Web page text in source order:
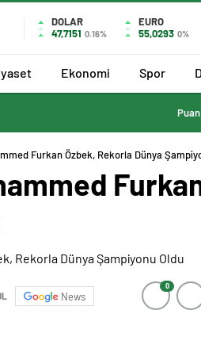
DOLAR
47,7151 0.16%
EURO
55,0293 0%
Ekonomi Spor
Furkan Özbek, Rekorla Dünya
News
0